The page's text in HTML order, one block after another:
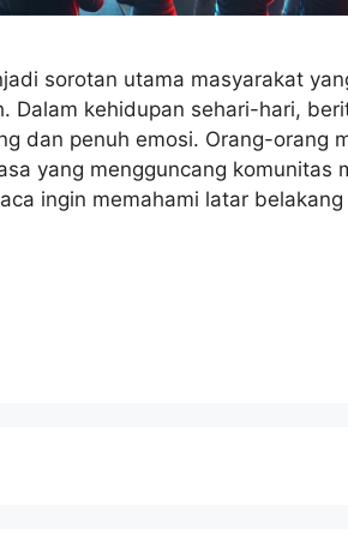
sorotan utama masyarakat
Dalam kehidupan sehari-hari,
dan penuh emosi. Orang-orang
yang mengguncang komunitas
ingin memahami latar